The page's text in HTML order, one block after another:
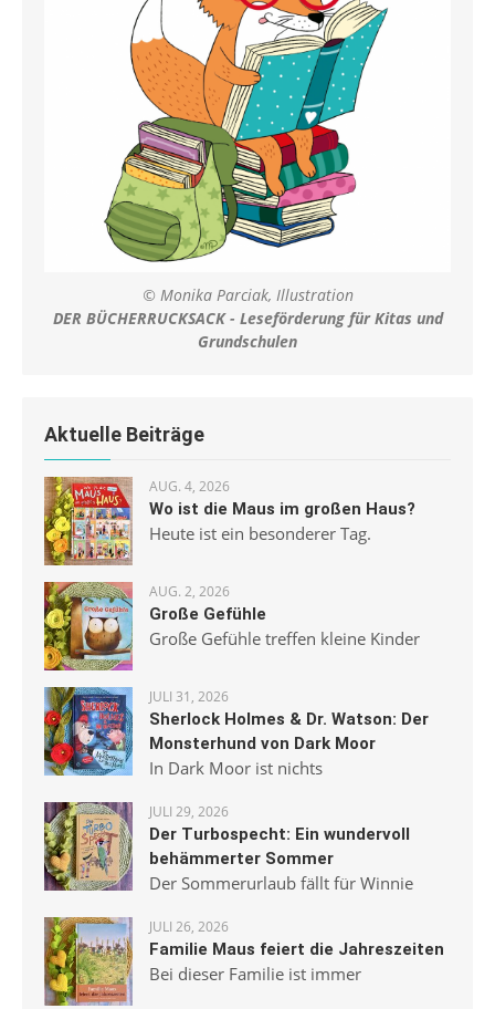
© Monika Parciak, Illustration
DER BÜCHERRUCKSACK - Leseförderung für Kitas und
Grundschulen
Aktuelle Beiträge
AUG. 4, 2026
Wo ist die Maus im großen Haus?
Heute ist ein besonderer Tag.
AUG. 2, 2026
Große Gefühle
Große Gefühle treffen kleine Kinder
JULI 31, 2026
Sherlock Holmes & Dr. Watson: Der
Monsterhund von Dark Moor
In Dark Moor ist nichts
JULI 29, 2026
Der Turbospecht: Ein wundervoll
behämmerter Sommer
Der Sommerurlaub fällt für Winnie
JULI 26, 2026
Familie Maus feiert die Jahreszeiten
Bei dieser Familie ist immer